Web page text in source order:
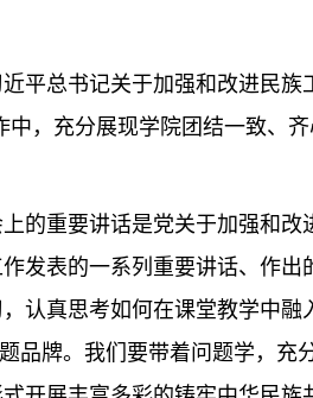
平总书记关于加强和改进民族
，充分展现学院团结一致、
的重要讲话是党关于加强和
发表的一系列重要讲话、作出
认真思考如何在课堂教学中融
品牌。我们要带着问题学，充